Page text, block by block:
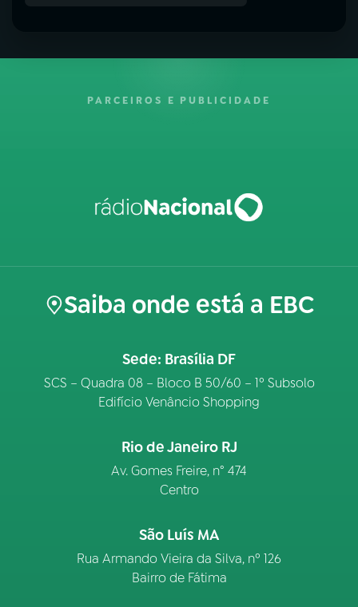
PARCEIROS E PUBLICIDADE
Saiba onde está a EBC
Sede: Brasília DF
SCS – Quadra 08 – Bloco B 50/60 – 1º Subsolo
Edifício Venâncio Shopping
Rio de Janeiro RJ
Av. Gomes Freire, n° 474
Centro
São Luís MA
Rua Armando Vieira da Silva, nº 126
Bairro de Fátima